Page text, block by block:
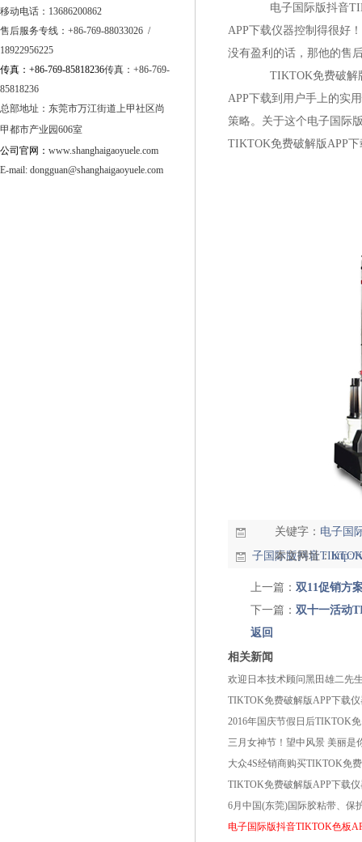
移动电话：13686200862
售后服务专线：+86-769-88033026 /
18922956225
传真：+86-769-85818236传真：+86-769-
85818236
总部地址： 东莞市万江街道上甲社区尚
甲都市产业园606室
公司官网： www.shanghaigaoyuele.com
E-mail: dongguan@shanghaigaoyuele.com
电子国际版抖音
APP下载仪器控制得很好
没有盈利的话，那他的售
TIKTOK免费破解版
APP下载到用户手上的实
策略。关于这个电子国
TIKTOK免费破解版APP下载
关键字： 电子国
子国际版抖音
本文网址：http://
上一篇： 双11促销方
下一篇： 双十一活动
返回
相关新闻
欢迎日本技术顾问黑田雄二先生
TIKTOK免费破解版APP下载
2016年国庆节假日后TIKTOK
三月女神节！望中风景 美丽是
大众4S经销商购买TIKTOK免
TIKTOK免费破解版APP下载
6月中国(东莞)国际胶粘带
电子国际版抖音TIKTOK色板